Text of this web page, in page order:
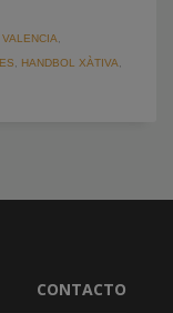
HANDBOL XÀTIVA
CONTACTO